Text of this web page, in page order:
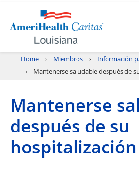
Home Miembros
Información
Mantenerse saludable después de
Mantenerse
después de su
hospitalización